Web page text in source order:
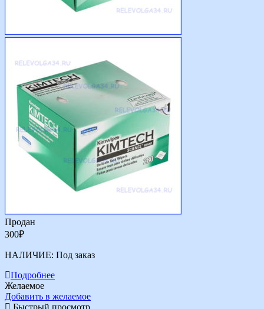
Продан
300₽
НАЛИЧИЕ: Под заказ
Подробнее
Желаемое
Добавить в желаемое
Быстрый просмотр